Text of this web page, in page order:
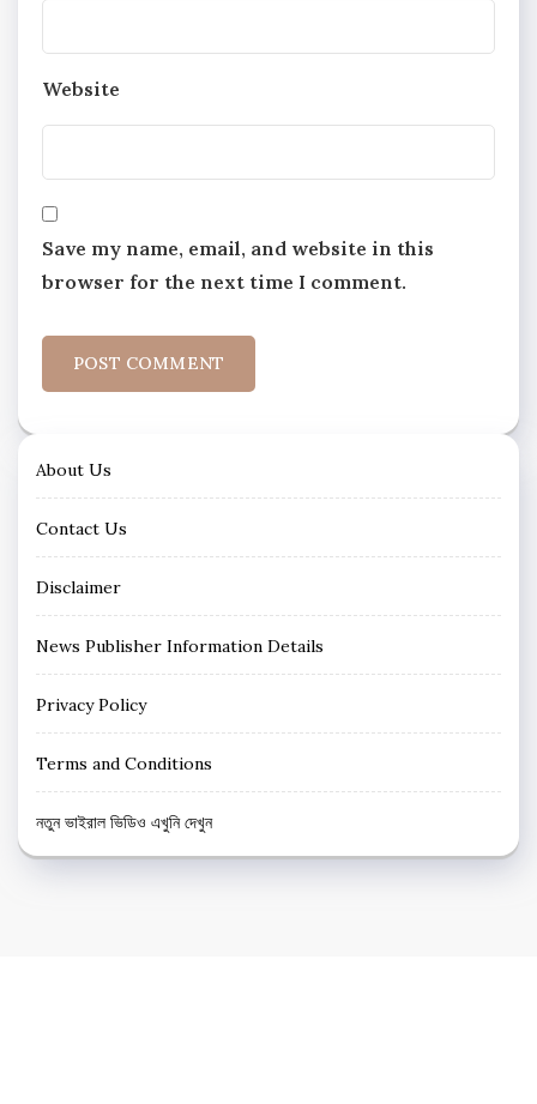
Website
Save my name, email, and website in this
browser for the next time I comment.
About Us
Contact Us
Disclaimer
News Publisher Information Details
Privacy Policy
Terms and Conditions
নতুন ভাইরাল ভিডিও এখুনি দেখুন